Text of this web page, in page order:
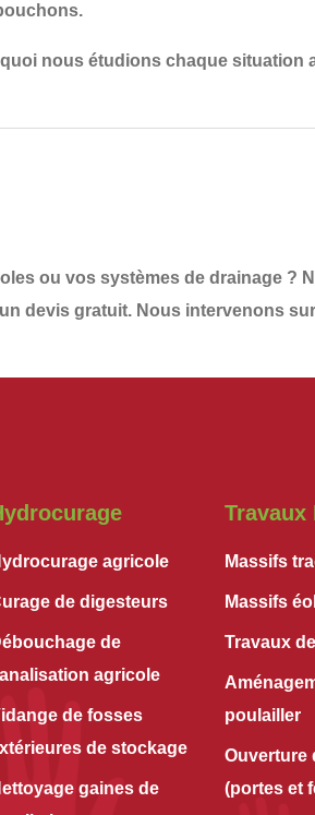
nous étudions chaque situation
ou vos systèmes de drainage ?
devis gratuit. Nous intervenons
agricole
de digesteurs
de
agricole
de fosses
de stockage
gaines de
Travaux
Massifs
Massifs
Travaux
poulailler
Ouverture
(portes et